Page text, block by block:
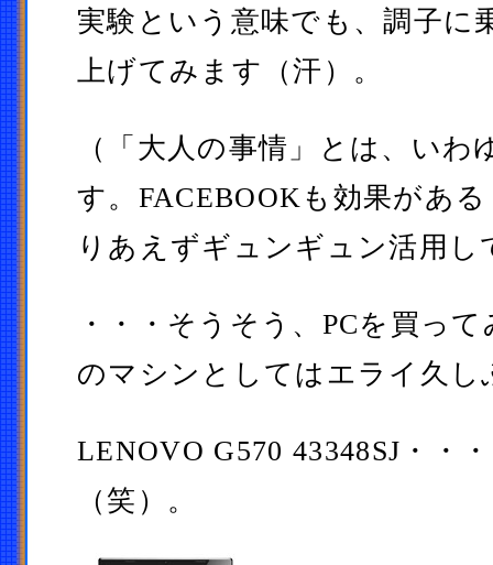
実験という意味でも、調子に
上げてみます（汗）。
（「大人の事情」とは、いわ
す。FACEBOOKも効果があ
りあえずギュンギュン活用し
・・・そうそう、PCを買っ
のマシンとしてはエライ久し
LENOVO G570 43348SJ・・
（笑）。